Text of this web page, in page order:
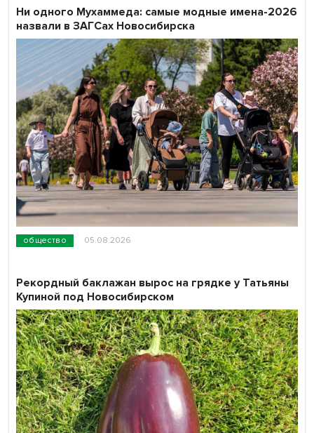
общество 05.08.2026
Ни одного Мухаммеда: самые модные имена-2026
назвали в ЗАГСах Новосибирска
Рекордный баклажан вырос на грядке у Татьяны
Купиной под Новосибирском